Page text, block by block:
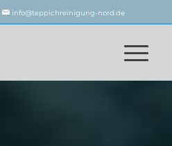
info@teppichreinigung-nord.de